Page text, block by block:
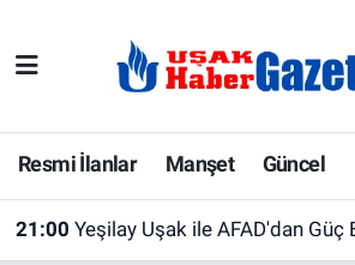
Resmi İlanlar Manşet Güncel
21:00 Yeşilay Uşak ile AFAD'dan Güç Birliği! Ortak
E-Gazete
Ekonomi
Uşak Hava Durumu
Uşak Trafik Yoğunluk Haritası